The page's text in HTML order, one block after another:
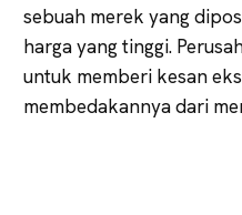
sebuah merek yang
harga yang tinggi.
untuk memberi kesan
membedakannya dari